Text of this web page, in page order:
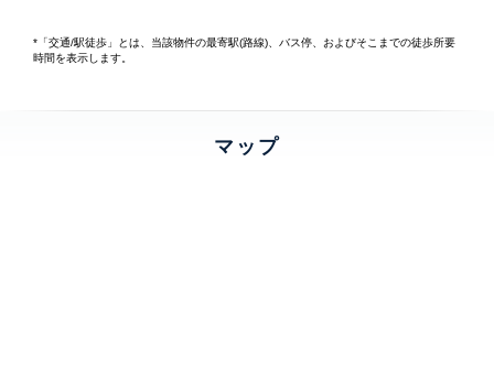
*「交通/駅徒歩」とは、当該物件の最寄駅(路線)、バス停、およびそこまでの徒歩所要
時間を表示します。
マップ